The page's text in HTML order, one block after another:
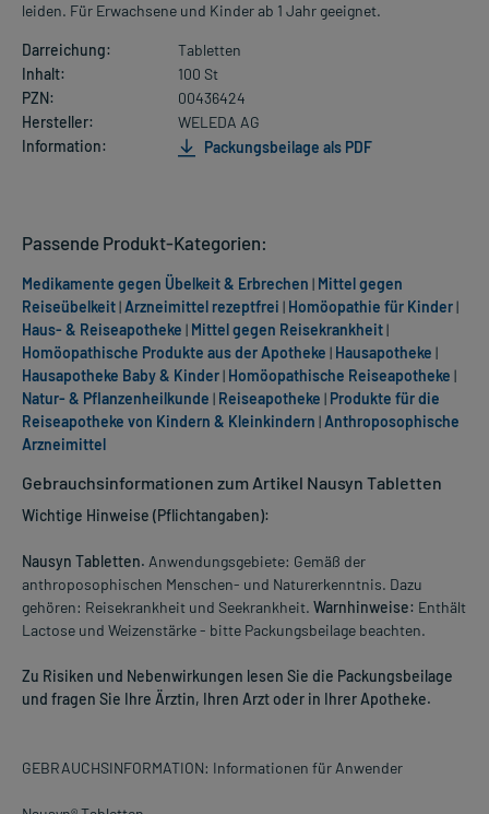
leiden. Für Erwachsene und Kinder ab 1 Jahr geeignet.
Darreichung:
Tabletten
Inhalt:
100 St
PZN:
00436424
Hersteller:
WELEDA AG
Information:
Packungsbeilage als PDF
Gebrauchsinformationen zum Artikel Nausyn Tabletten
Wichtige Hinweise (Pflichtangaben):
Nausyn Tabletten. Anwendungsgebiete: Gemäß der
anthroposophischen Menschen- und Naturerkenntnis. Dazu
gehören: Reisekrankheit und Seekrankheit. Warnhinweise: Enthält
Lactose und Weizenstärke - bitte Packungsbeilage beachten.
Zu Risiken und Nebenwirkungen lesen Sie die Packungsbeilage
und fragen Sie Ihre Ärztin, Ihren Arzt oder in Ihrer Apotheke.
GEBRAUCHSINFORMATION: Informationen für Anwender
Passende Produkt-Kategorien:
Medikamente gegen Übelkeit & Erbrechen | Mittel gegen
Reiseübelkeit|Arzneimittel rezeptfrei | Homöopathie für Kinder|
Haus- & Reiseapotheke | Mittel gegen Reisekrankheit|
Homöopathische Produkte aus der Apotheke | Hausapotheke |
Hausapotheke Baby & Kinder| Homöopathische Reiseapotheke |
Natur- & Pflanzenheilkunde | Reiseapotheke | Produkte für die
Reiseapotheke von Kindern & Kleinkindern |Anthroposophische
Arzneimittel